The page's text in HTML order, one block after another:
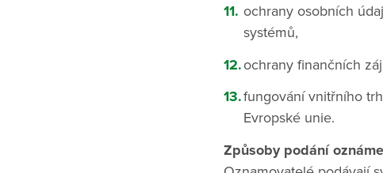
ochrany osobních
systémů,
ochrany finančních
fungování vnitřního
Evropské unie.
Způsoby podání